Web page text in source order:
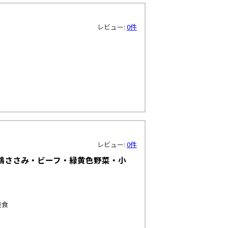
レビュー: 0件
レビュー: 0件
さみ・ビーフ・緑黄色野菜・小